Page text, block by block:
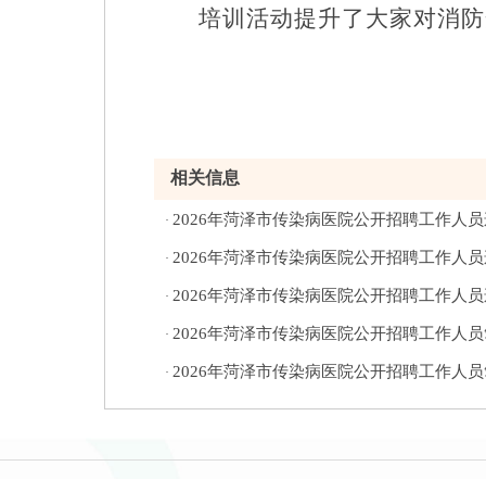
培训活动提升了大家对消
相关信息
· 2026年菏泽市传染病医院公开招聘工作人
· 2026年菏泽市传染病医院公开招聘工作人
· 2026年菏泽市传染病医院公开招聘工作人
· 2026年菏泽市传染病医院公开招聘工作人
· 2026年菏泽市传染病医院公开招聘工作人